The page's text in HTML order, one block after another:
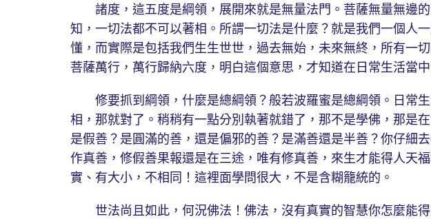
諸度，這五度是綱領，展開來就是無量法門。菩薩無量無邊的
知，一切法都不可以著相。所謂一切法是什麼？就是我們一個人
懂，而實際是包括我們生生世世，過去無始，未來無終，所有一
菩薩萬行，萬行歸納六度，明白這個意思，才知道在日常生活當中
修要抓到綱領，什麼是總綱領？般若波羅蜜是總綱領。日常生
相，那就對了。稍稍有一點分別執著就錯了，那不是學佛，那是
是假善？是圓滿的善，還是偏邪的善？是滿善還是半善？你仔細
作真善，修假善果報還是在三途，唯有修真善，來生才能得人天
實、有大小，不相同！這裡面學問很大，不是含糊籠統的。
世法尚且如此，何況佛法！佛法，沒有真實的智慧你怎麼能得